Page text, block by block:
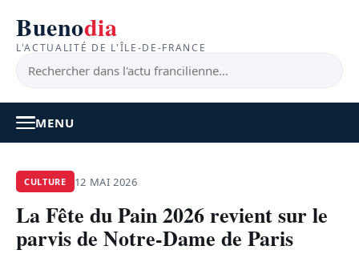
Buenodia
L'ACTUALITÉ DE L'ÎLE-DE-FRANCE
MENU
ACTUALITÉ
BONS PLANS
CULTURE 12 MAI 2026
La Fête du Pain 2026 revient sur le
parvis de Notre-Dame de Paris